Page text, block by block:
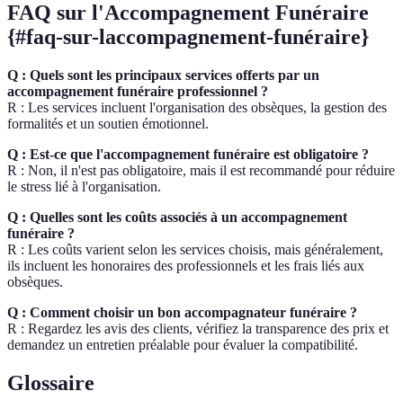
FAQ sur l'Accompagnement Funéraire
{#faq-sur-laccompagnement-funéraire}
Q : Quels sont les principaux services offerts par un
accompagnement funéraire professionnel ?
R : Les services incluent l'organisation des obsèques, la gestion des
formalités et un soutien émotionnel.
Q : Est-ce que l'accompagnement funéraire est obligatoire ?
R : Non, il n'est pas obligatoire, mais il est recommandé pour réduire
le stress lié à l'organisation.
Q : Quelles sont les coûts associés à un accompagnement
funéraire ?
R : Les coûts varient selon les services choisis, mais généralement,
ils incluent les honoraires des professionnels et les frais liés aux
obsèques.
Q : Comment choisir un bon accompagnateur funéraire ?
R : Regardez les avis des clients, vérifiez la transparence des prix et
demandez un entretien préalable pour évaluer la compatibilité.
Glossaire